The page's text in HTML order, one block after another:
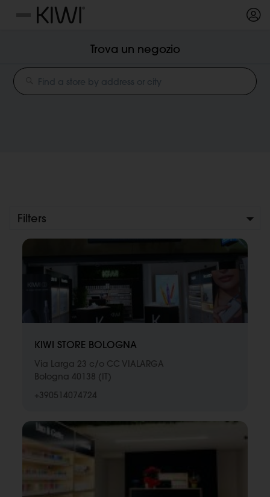
Menu
Trova un negozio
Filters
KIWI STORE BOLOGNA
Via Larga 23 c/o CC VIALARGA
Bologna 40138 (IT)
+390514074724
Panneau de gestion des cookies